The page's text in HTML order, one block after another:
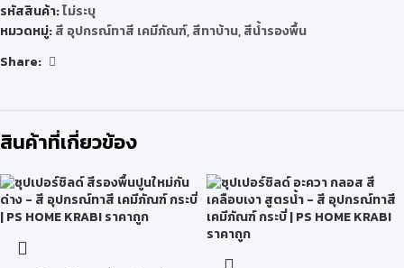
รหัสสินค้า:ไม่ระบุ
หมวดหมู่:สี อุปกรณ์ทาสี เคมีภัณฑ์,สีทาบ้าน,สีน้ำรองพื้น
Share:
สินค้าที่เกี่ยวข้อง